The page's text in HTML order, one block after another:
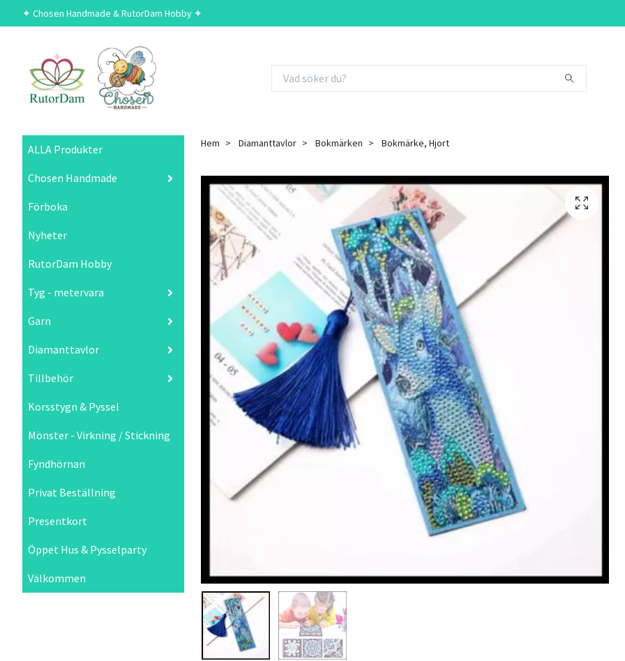
✦ Chosen Handmade & RutorDam Hobby ✦
ALLA Produkter
Chosen Handmade
Förboka
Nyheter
RutorDam Hobby
Tyg - metervara
Garn
Diamanttavlor
Tillbehör
Korsstygn & Pyssel
Mönster - Virkning / Stickning
Fyndhörnan
Privat Beställning
Presentkort
Öppet Hus & Pysselparty
Välkommen
Hem Diamanttavlor Bokmärken Bokmärke, Hjort